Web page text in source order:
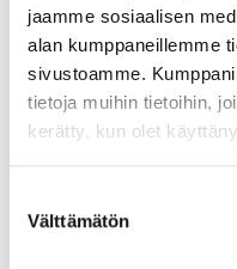
jaamme sosiaalisen
alan kumppaneillemme
sivustoamme.
tietoja muihin tietoihin,
kerätty, kun olet
valinta
Välttämätön
Guide 775W